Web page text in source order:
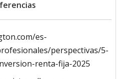
es-
perspectivas/5-
renta-fija-2025